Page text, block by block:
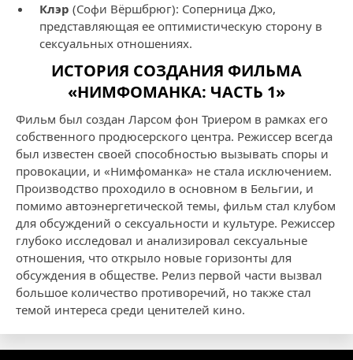
Клэр (Софи Вёршбрюг): Соперница Джо,
представляющая ее оптимистическую сторону в
сексуальных отношениях.
ИСТОРИЯ СОЗДАНИЯ ФИЛЬМА
«НИМФОМАНКА: ЧАСТЬ 1»
Фильм был создан Ларсом фон Триером в рамках его
собственного продюсерского центра. Режиссер всегда
был известен своей способностью вызывать споры и
провокации, и «Нимфоманка» не стала исключением.
Производство проходило в основном в Бельгии, и
помимо автоэнергетической темы, фильм стал клубом
для обсуждений о сексуальности и культуре. Режиссер
глубоко исследовал и анализировал сексуальные
отношения, что открыло новые горизонты для
обсуждения в обществе. Релиз первой части вызвал
большое количество противоречий, но также стал
темой интереса среди ценителей кино.